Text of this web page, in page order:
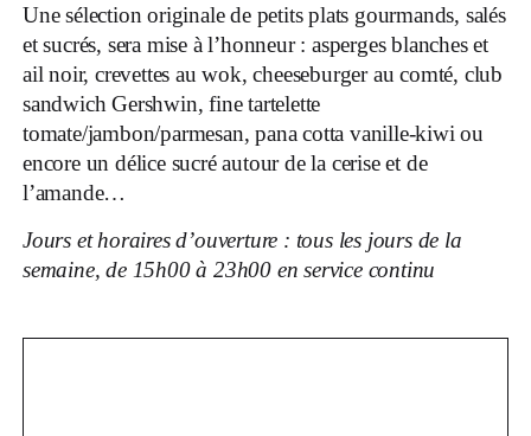
Une sélection originale de petits plats gourmands, salés
et sucrés, sera mise à l’honneur : asperges blanches et
ail noir, crevettes au wok, cheeseburger au comté, club
sandwich Gershwin, fine tartelette
tomate/jambon/parmesan, pana cotta vanille-kiwi ou
encore un délice sucré autour de la cerise et de
l’amande…
Jours et horaires d’ouverture : tous les jours de la
semaine, de 15h00 à 23h00 en service continu